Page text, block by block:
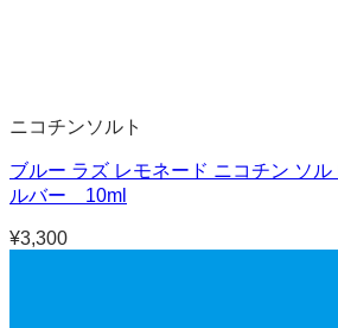
ニコチンソルト
ブルー ラズ レモネード ニコチン ソ
ルバー 10ml
¥3,300